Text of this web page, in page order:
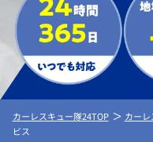
カーレスキュー隊24TOP カー
ビス